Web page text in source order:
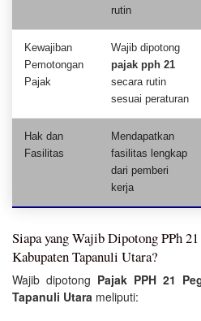
rutin
Kewajiban
Pemotongan
Pajak
Wajib dipotong
pajak pph 21
secara rutin
sesuai peraturan
Hak dan
Fasilitas
Mendapatkan
fasilitas lengkap
dari pemberi
kerja
Siapa yang Wajib Dipotong PPh
Kabupaten Tapanuli Utara?
Wajib dipotong Pajak PPH 21
Tapanuli Utara meliputi: